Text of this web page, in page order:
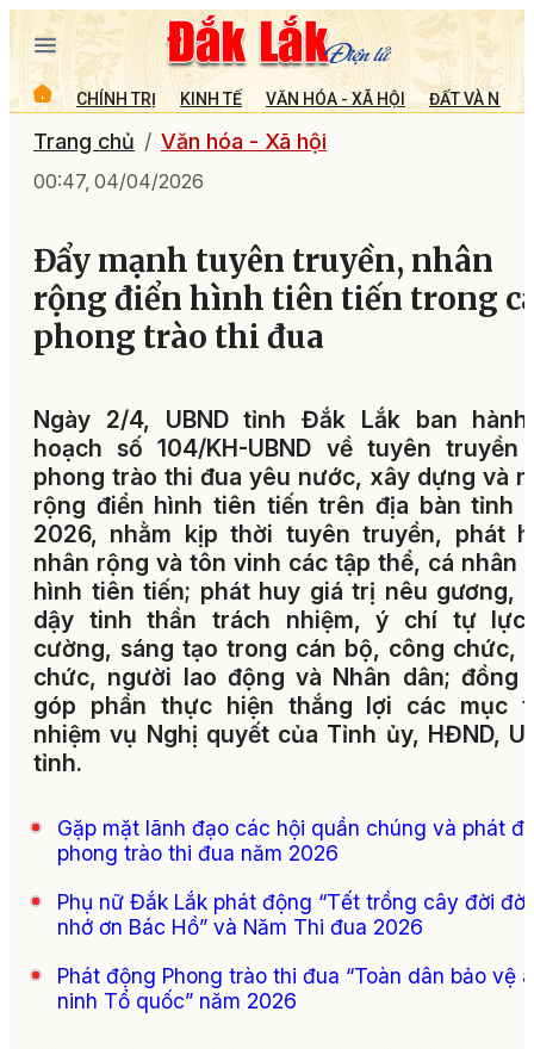
CHÍNH TRỊ KINH TẾ VĂN HÓA - XÃ HỘI ĐẤT VÀ
Trang chủ Văn hóa - Xã hội
00:47, 04/04/2026
Đẩy mạnh tuyên truyền, nhân
rộng điển hình tiên tiến trong
phong trào thi đua
Ngày 2/4, UBND tỉnh Đắk Lắk ban
hoạch số 104/KH-UBND về tuyên truyền
phong trào thi đua yêu nước, xây dựng và
rộng điển hình tiên tiến trên địa bàn tỉnh
2026, nhằm kịp thời tuyên truyền, phát
nhân rộng và tôn vinh các tập thể, cá nhân
hình tiên tiến; phát huy giá trị nêu gương,
dậy tinh thần trách nhiệm, ý chí tự
cường, sáng tạo trong cán bộ, công chức,
chức, người lao động và Nhân dân; đồng
góp phần thực hiện thắng lợi các mục
nhiệm vụ Nghị quyết của Tỉnh ủy, HĐND,
tỉnh.
Gặp mặt lãnh đạo các hội quần chúng và phát
phong trào thi đua năm 2026
Phụ nữ Đắk Lắk phát động “Tết trồng cây đời đời
nhớ ơn Bác Hồ” và Năm Thi đua 2026
Phát động Phong trào thi đua “Toàn dân bảo vệ
ninh Tổ quốc” năm 2026